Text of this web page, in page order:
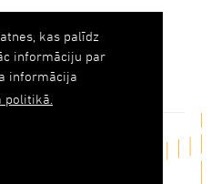
kas palīdz
informāciju par
informācija
politikā.
Ilgtspēja